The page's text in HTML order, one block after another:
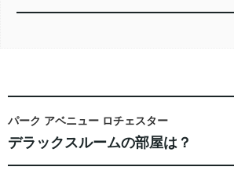
パーク アベニュー ロチェスター
デラックスルームの部屋は？